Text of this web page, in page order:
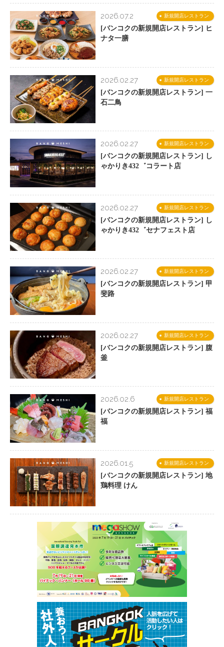
新規開店レストラン
2026.07.2
[バンコクの新規開店レストラン] ヒ
ナタ一膳
新規開店レストラン
2026.02.27
[バンコクの新規開店レストラン] 一
石二鳥
新規開店レストラン
2026.02.27
[バンコクの新規開店レストラン] し
ゃかりき432゛コラート店
新規開店レストラン
2026.02.27
[バンコクの新規開店レストラン] し
ゃかりき432゛セナフェスト店
新規開店レストラン
2026.02.27
[バンコクの新規開店レストラン] 甲
斐路
新規開店レストラン
2026.02.27
[バンコクの新規開店レストラン] 腹
釜
新規開店レストラン
2026.02.6
[バンコクの新規開店レストラン] 福
福
新規開店レストラン
2026.01.5
[バンコクの新規開店レストラン] 地
鶏料理 けん